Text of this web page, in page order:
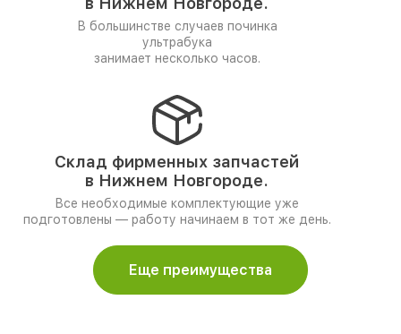
В большинстве случаев починка
ультрабука
занимает несколько часов.
Склад фирменных запчастей
в Нижнем Новгороде.
Все необходимые комплектующие уже
подготовлены — работу начинаем в тот же день.
Еще преимущества